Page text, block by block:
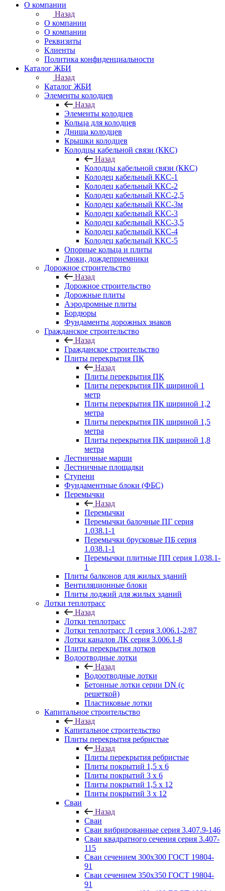
О компании
Назад
О компании
О компании
Реквизиты
Клиенты
Политика конфиденциальности
Каталог ЖБИ
Назад
Каталог ЖБИ
Элементы колодцев
Назад
Элементы колодцев
Кольца для колодцев
Днища колодцев
Крышки колодцев
Колодцы кабельной связи (ККС)
Назад
Колодцы кабельной связи (ККС)
Колодец кабельный ККС-1
Колодец кабельный ККС-2
Колодец кабельный ККС-2,5
Колодец кабельный ККС-3м
Колодец кабельный ККС-3
Колодец кабельный ККС-3,5
Колодец кабельный ККС-4
Колодец кабельный ККС-5
Опорные кольца и плиты
Люки, дождеприемники
Дорожное строительство
Назад
Дорожное строительство
Дорожные плиты
Аэродромные плиты
Бордюры
Фундаменты дорожных знаков
Гражданское строительство
Назад
Гражданское строительство
Плиты перекрытия ПК
Назад
Плиты перекрытия ПК
Плиты перекрытия ПК шириной 1
метр
Плиты перекрытия ПК шириной 1,2
метра
Плиты перекрытия ПК шириной 1,5
метра
Плиты перекрытия ПК шириной 1,8
метра
Лестничные марши
Лестничные площадки
Ступени
Фундаментные блоки (ФБС)
Перемычки
Назад
Перемычки
Перемычки балочные ПГ серия
1.038.1-1
Перемычки брусковые ПБ серия
1.038.1-1
Перемычки плитные ПП серия 1.038.1-
1
Плиты балконов для жилых зданий
Вентиляционные блоки
Плиты лоджий для жилых зданий
Лотки теплотрасс
Назад
Лотки теплотрасс
Лотки теплотрасс Л серия 3.006.1-2/87
Лотки каналов ЛК серия 3.006.1-8
Плиты перекрытия лотков
Водоотводные лотки
Назад
Водоотводные лотки
Бетонные лотки серии DN (с
решеткой)
Пластиковые лотки
Капитальное строительство
Назад
Капитальное строительство
Плиты перекрытия ребристые
Назад
Плиты перекрытия ребристые
Плиты покрытий 1,5 x 6
Плиты покрытий 3 x 6
Плиты покрытий 1,5 x 12
Плиты покрытий 3 x 12
Сваи
Назад
Сваи
Сваи вибрированные серия 3.407.9-146
Сваи квадратного сечения серия 3.407-
115
Сваи сечением 300х300 ГОСТ 19804-
91
Сваи сечением 350х350 ГОСТ 19804-
91